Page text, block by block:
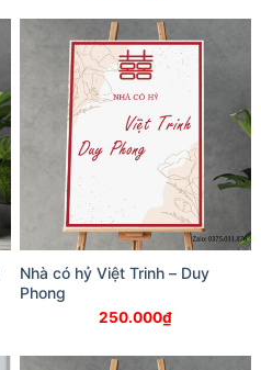
Nhà có hỷ Việt Trinh – Duy
Phong
250.000₫